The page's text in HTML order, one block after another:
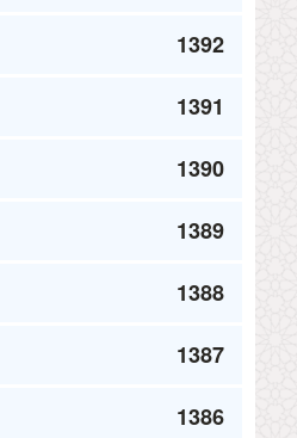
1392
1391
1390
1389
1388
1387
1386